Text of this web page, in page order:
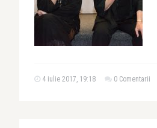
4 iulie 2017, 19:18 0 Comentarii